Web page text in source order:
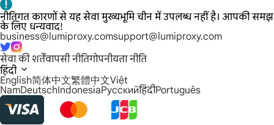
नीतिगत कारणों से यह सेवा मुख्यभूमि चीन में उपलब्ध नहीं है। आपकी समझ
के लिए धन्यवाद!
business@lumiproxy.comsupport@lumiproxy.com
सेवा की शर्तेंवापसी नीतिगोपनीयता नीति
हिंदी
English简体中文繁體中文Việt
NamDeutschIndonesiaРусскийहिंदीPortuguês